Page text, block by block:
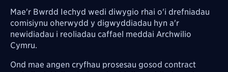
Mae'r Bwrdd Iechyd wedi diwygio rhai o'i drefniadau
comisiynu oherwydd y digwyddiadau hyn a'r
newidiadau i reoliadau caffael meddai Archwilio
Cymru.
Ond mae angen cryfhau prosesau gosod contract